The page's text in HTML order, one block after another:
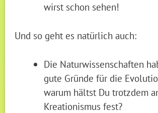
wirst schon sehen!
Und so geht es natürlich auch:
Die Naturwissenschaften
gute Gründe für die
warum hältst Du trotzdem
Kreationismus fest?